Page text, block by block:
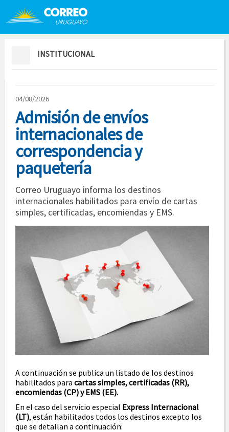
Saltar al contenido
INSTITUCIONAL
04/08/2026
Admisión de envíos
internacionales de
correspondencia y
paquetería
Correo Uruguayo informa los destinos
internacionales habilitados para envío de cartas
simples, certificadas, encomiendas y EMS.
A continuación se publica un listado de los destinos
habilitados para cartas simples, certificadas (RR),
encomiendas (CP) y EMS (EE).
En el caso del servicio especial Express Internacional
(LT), están habilitados todos los destinos excepto los
que se detallan a continuación: